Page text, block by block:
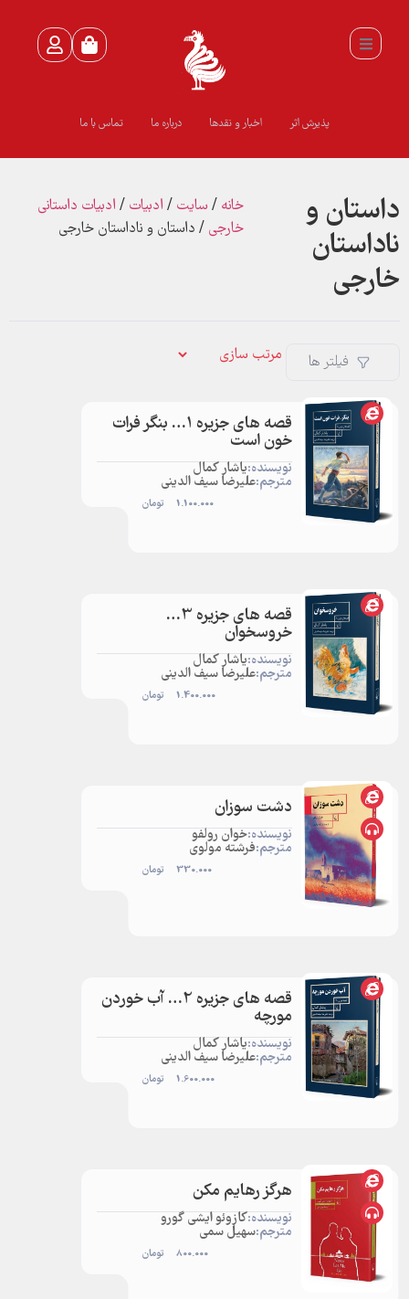
پذیرش اثر اخبار و نقدها درباره ما تماس با ما
داستان و
ناداستان
خارجي
خانه / سايت / ادبيات / ادبيات داستاني
خارجي / داستان و ناداستان خارجي
فیلتر ها
قصه های جزیره 1… بنگر فرات
خون است
نویسنده:یاشار کمال
مترجم:علیرضا سیف الدینی
1.100.000 تومان
قصه های جزیره 3…
خروسخوان
نویسنده:یاشار کمال
مترجم:علیرضا سیف الدینی
1.400.000 تومان
دشت سوزان
نویسنده:خوان رولفو
مترجم:فرشته مولوی
330.000 تومان
قصه های جزیره 2… آب خوردن
مورچه
نویسنده:یاشار کمال
مترجم:علیرضا سیف الدینی
1.600.000 تومان
هرگز رهایم مکن
نویسنده:کازوئو ایشی گورو
مترجم:سهیل سمی
800.000 تومان